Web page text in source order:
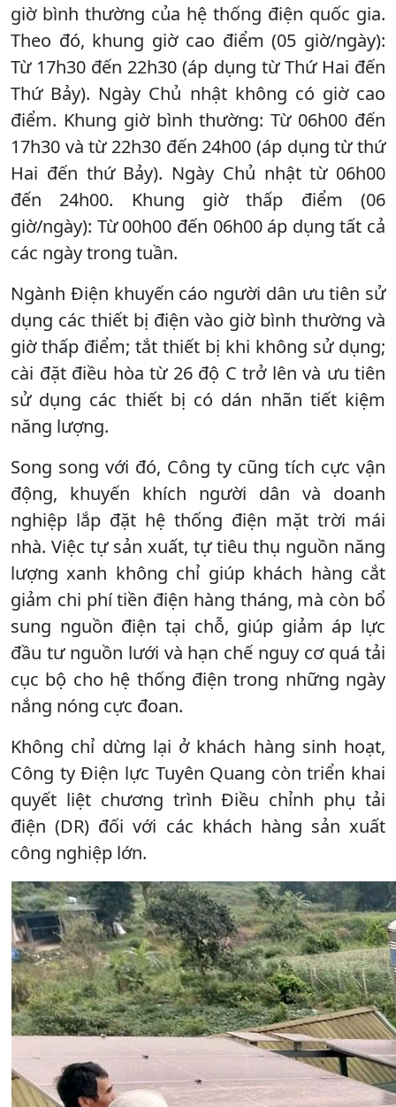
giờ bình thường của hệ thống điện quốc gia.
Theo đó, khung giờ cao điểm (05 giờ/ngày):
Từ 17h30 đến 22h30 (áp dụng từ Thứ Hai đến
Thứ Bảy). Ngày Chủ nhật không có giờ cao
điểm. Khung giờ bình thường: Từ 06h00 đến
17h30 và từ 22h30 đến 24h00 (áp dụng từ thứ
Hai đến thứ Bảy). Ngày Chủ nhật từ 06h00
đến 24h00. Khung giờ thấp điểm (06
giờ/ngày): Từ 00h00 đến 06h00 áp dụng tất cả
các ngày trong tuần.
Ngành Điện khuyến cáo người dân ưu tiên sử
dụng các thiết bị điện vào giờ bình thường và
giờ thấp điểm; tắt thiết bị khi không sử dụng;
cài đặt điều hòa từ 26 độ C trở lên và ưu tiên
sử dụng các thiết bị có dán nhãn tiết kiệm
năng lượng.
Song song với đó, Công ty cũng tích cực vận
động, khuyến khích người dân và doanh
nghiệp lắp đặt hệ thống điện mặt trời mái
nhà. Việc tự sản xuất, tự tiêu thụ nguồn năng
lượng xanh không chỉ giúp khách hàng cắt
giảm chi phí tiền điện hàng tháng, mà còn bổ
sung nguồn điện tại chỗ, giúp giảm áp lực
đầu tư nguồn lưới và hạn chế nguy cơ quá tải
cục bộ cho hệ thống điện trong những ngày
nắng nóng cực đoan.
Không chỉ dừng lại ở khách hàng sinh hoạt,
Công ty Điện lực Tuyên Quang còn triển khai
quyết liệt chương trình Điều chỉnh phụ tải
điện (DR) đối với các khách hàng sản xuất
công nghiệp lớn.